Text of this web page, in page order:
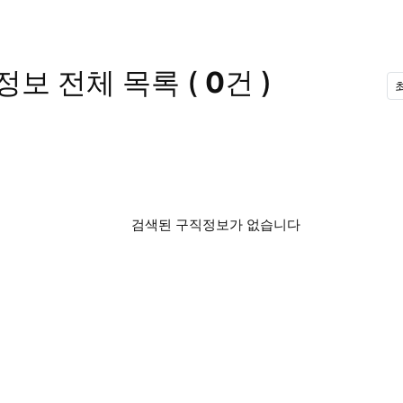
보 전체 목록 ( 0건 )
검색된 구직정보가 없습니다